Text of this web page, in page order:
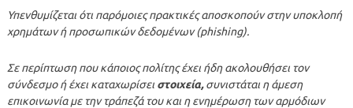
Υπενθυμίζεται ότι παρόμοιες πρακτικές αποσκοπούν στην υποκλοπή
χρημάτων ή προσωπικών δεδομένων (phishing).
Σε περίπτωση που κάποιος πολίτης έχει ήδη ακολουθήσει τον
σύνδεσμο ή έχει καταχωρίσει στοιχεία,συνιστάται η άμεση
επικοινωνία με την τράπεζά του και η ενημέρωση των αρμόδιων